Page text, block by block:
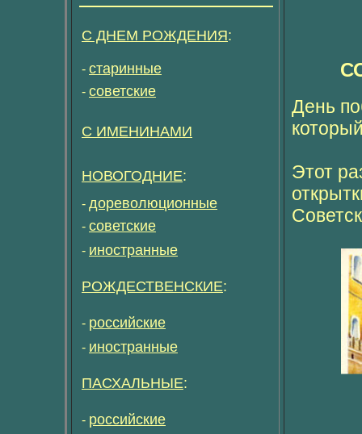
С ДНЕМ РОЖДЕНИЯ:
- старинные
- советские
С ИМЕНИНАМИ
НОВОГОДНИЕ:
- дореволюционные
- советские
- иностранные
РОЖДЕСТВЕНСКИЕ:
- российские
- иностранные
ПАСХАЛЬНЫЕ:
- российские
День
Этот